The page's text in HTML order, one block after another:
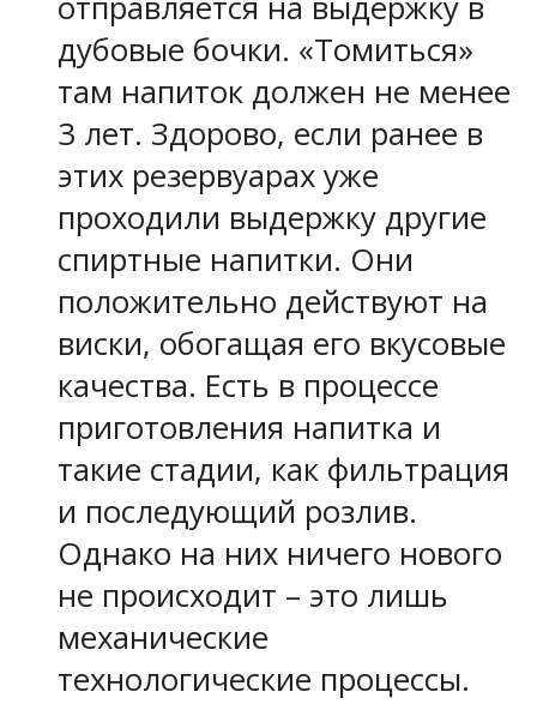
дубовые бочки. «Томиться»
там напиток должен не менее
3 лет. Здорово, если ранее в
этих резервуарах уже
проходили выдержку другие
спиртные напитки. Они
положительно действуют на
виски, обогащая его вкусовые
качества. Есть в процессе
приготовления напитка и
такие стадии, как фильтрация
и последующий розлив.
Однако на них ничего нового
не происходит – это лишь
механические
технологические процессы.